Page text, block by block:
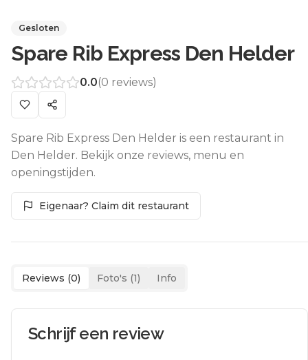
Gesloten
Spare Rib Express Den Helder
0.0(0 reviews)
Spare Rib Express Den Helder is een restaurant in
Den Helder. Bekijk onze reviews, menu en
openingstijden.
Eigenaar? Claim dit restaurant
Reviews (0) Foto's (1) Info
Schrijf een review